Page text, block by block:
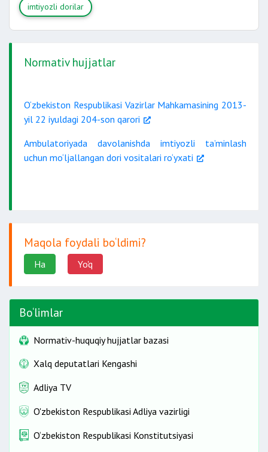
imtiyozli dorilar
Normativ hujjatlar
O‘zbekiston Respublikasi Vazirlar Mahkamasining 2013-
yil 22 iyuldagi 204-son qarori
Ambulatoriyada davolanishda imtiyozli ta’minlash
uchun mo‘ljallangan dori vositalari ro‘yxati
Maqola foydali bo‘ldimi?
Ha Yo'q
Bo‘limlar
Normativ-huquqiy hujjatlar bazasi
Xalq deputatlari Kengashi
Adliya TV
O'zbekiston Respublikasi Adliya vazirligi
O‘zbekiston Respublikasi Konstitutsiyasi